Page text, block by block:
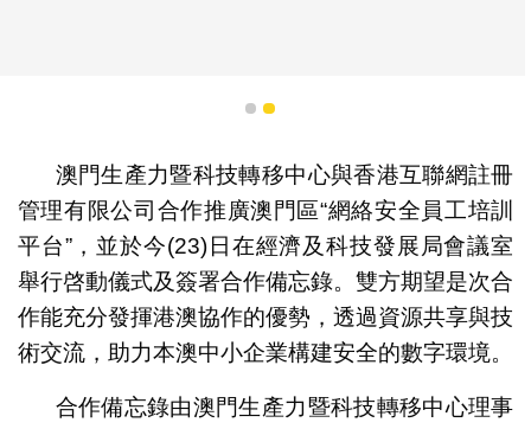
1 2
澳門生產力暨科技轉移中心與香港互聯網註冊
管理有限公司合作推廣澳門區“網絡安全員工培訓
平台”，並於今(23)日在經濟及科技發展局會議室
舉行啓動儀式及簽署合作備忘錄。雙方期望是次合
作能充分發揮港澳協作的優勢，透過資源共享與技
術交流，助力本澳中小企業構建安全的數字環境。
合作備忘錄由澳門生產力暨科技轉移中心理事